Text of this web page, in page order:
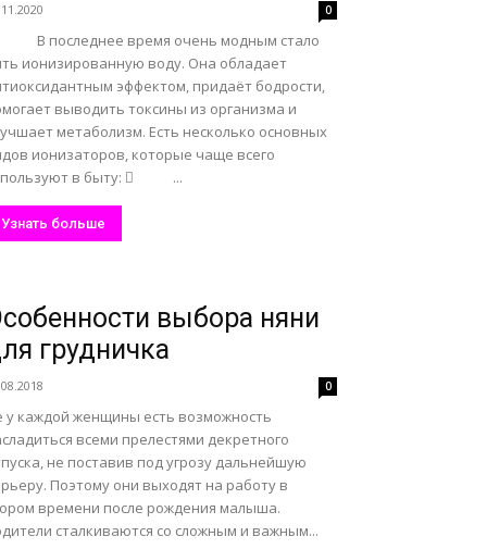
0
последнее время очень модным стало
ионизированную воду. Она обладает
эффектом, придаёт бодрости,
выводить токсины из организма и
метаболизм. Есть несколько основных
ионизаторов, которые чаще всего
в быту:  ...
Узнать больше
выбора няни
грудничка
0
у каждой женщины есть возможность
всеми прелестями декретного
не поставив под угрозу дальнейшую
Поэтому они выходят на работу в
времени после рождения малыша.
сталкиваются со сложным и важным...